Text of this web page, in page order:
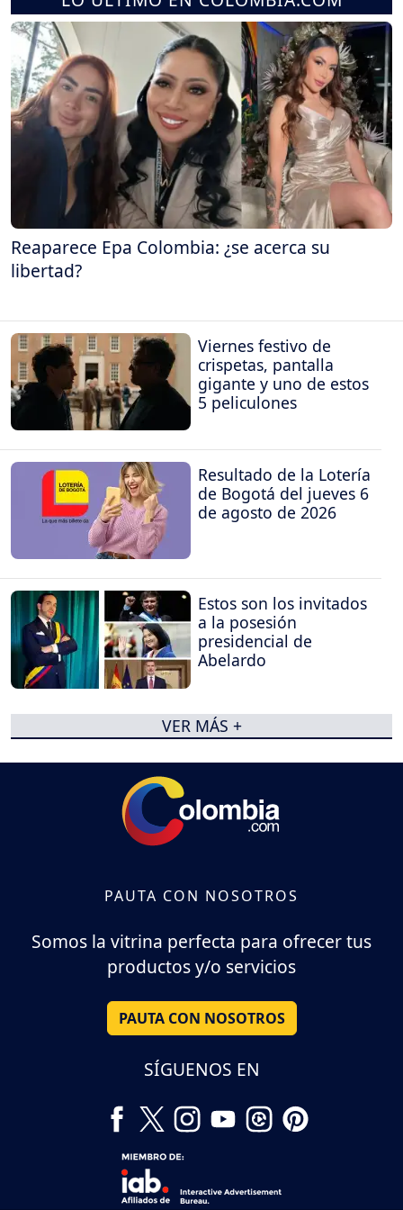
Reaparece Epa Colombia: ¿se acerca su
libertad?
Viernes festivo de
crispetas, pantalla
gigante y uno de estos
5 peliculones
Resultado de la Lotería
de Bogotá del jueves 6
de agosto de 2026
Estos son los invitados
a la posesión
presidencial de
Abelardo
VER MÁS +
PAUTA CON NOSOTROS
Somos la vitrina perfecta para ofrecer tus
productos y/o servicios
PAUTA CON NOSOTROS
SÍGUENOS EN